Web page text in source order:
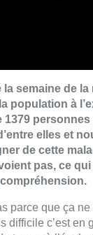
difficile c’est
temps à
doit toujours
vivent de
porteur de
glandes du corps
n’est
50 ans et ce
Etats-Unis.